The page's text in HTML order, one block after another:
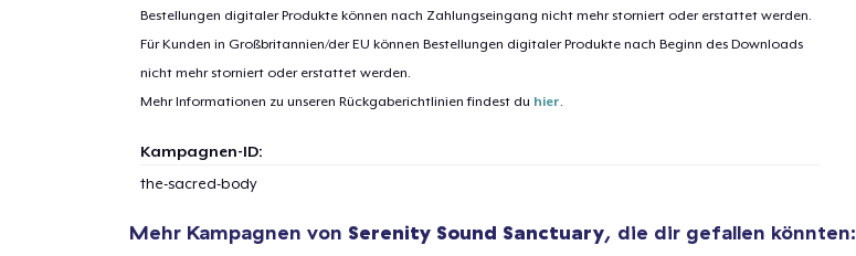
Bestellungen digitaler Produkte können nach Zahlungseingang nicht mehr storniert oder erstattet werden.
Für Kunden in Großbritannien/der EU können Bestellungen digitaler Produkte nach Beginn des Downloads
nicht mehr storniert oder erstattet werden.
Mehr Informationen zu unseren Rückgaberichtlinien findest du hier.
Kampagnen-ID:
the-sacred-body
Mehr Kampagnen von Serenity Sound Sanctuary, die dir gefallen könnten:
Zur Kasse gehen